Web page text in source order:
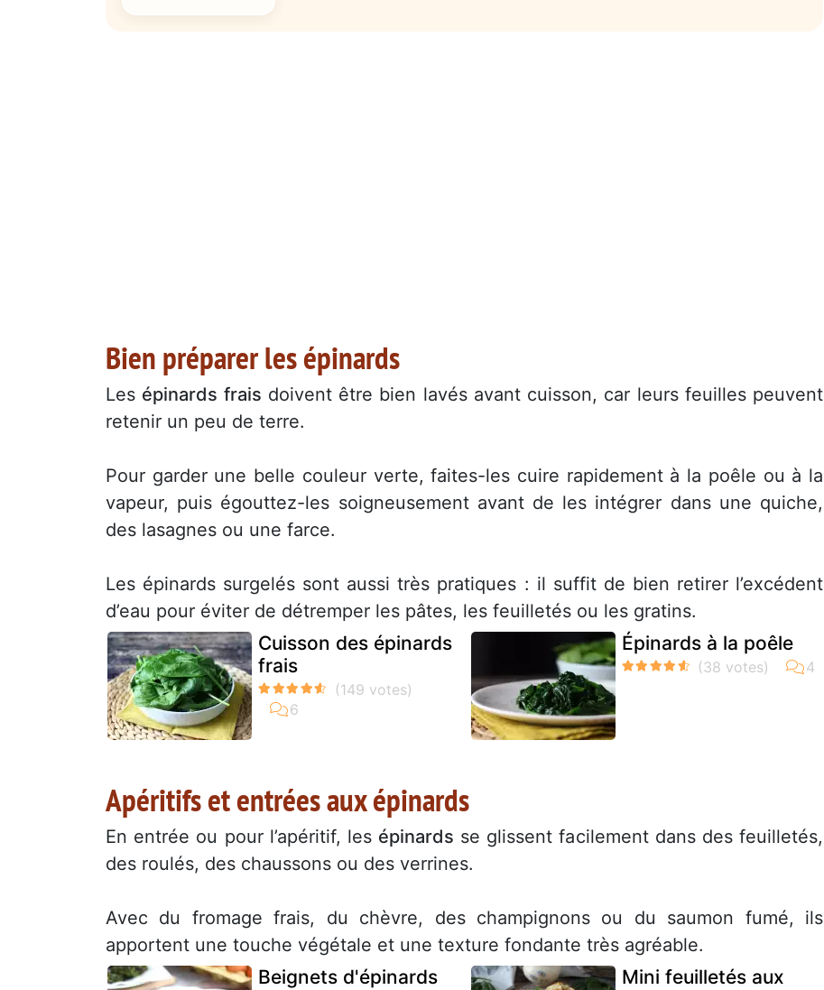
Bien préparer les épinards
Les épinards frais doivent être bien lavés avant cuisson, car leurs feuilles peuvent
retenir un peu de terre.
Pour garder une belle couleur verte, faites-les cuire rapidement à la poêle ou à la
vapeur, puis égouttez-les soigneusement avant de les intégrer dans une quiche,
des lasagnes ou une farce.
Les épinards surgelés sont aussi très pratiques : il suffit de bien retirer l’excédent
d’eau pour éviter de détremper les pâtes, les feuilletés ou les gratins.
Cuisson des épinards
frais
Épinards à la poêle
Apéritifs et entrées aux épinards
En entrée ou pour l’apéritif, les épinards se glissent facilement dans des feuilletés,
des roulés, des chaussons ou des verrines.
Avec du fromage frais, du chèvre, des champignons ou du saumon fumé, ils
apportent une touche végétale et une texture fondante très agréable.
Beignets d'épinards
Mini feuilletés aux